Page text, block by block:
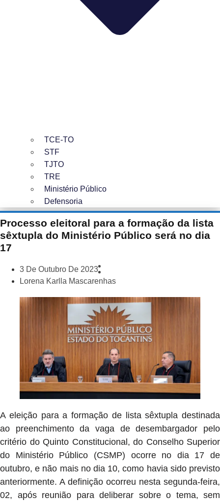
TCE-TO
STF
TJTO
TRE
Ministério Público
Defensoria
Processo eleitoral para a formação da lista
sêxtupla do Ministério Público será no dia
17
3 De Outubro De 2023
Lorena Karlla Mascarenhas
A eleição para a formação de lista sêxtupla destinada
ao preenchimento da vaga de desembargador pelo
critério do Quinto Constitucional, do Conselho Superior
do Ministério Público (CSMP) ocorre no dia 17 de
outubro, e não mais no dia 10, como havia sido previsto
anteriormente. A definição ocorreu nesta segunda-feira,
02, após reunião para deliberar sobre o tema, sem